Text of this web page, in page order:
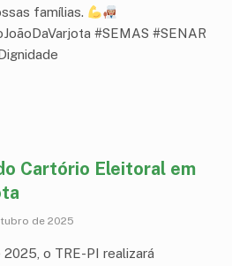
famílias.
#SEMAS #SENAR
Cartório Eleitoral em
de 2025
o TRE-PI realizará